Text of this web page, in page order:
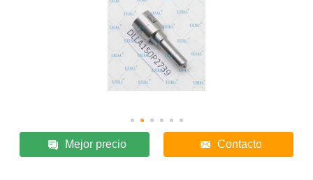
Mejor precio Contacto